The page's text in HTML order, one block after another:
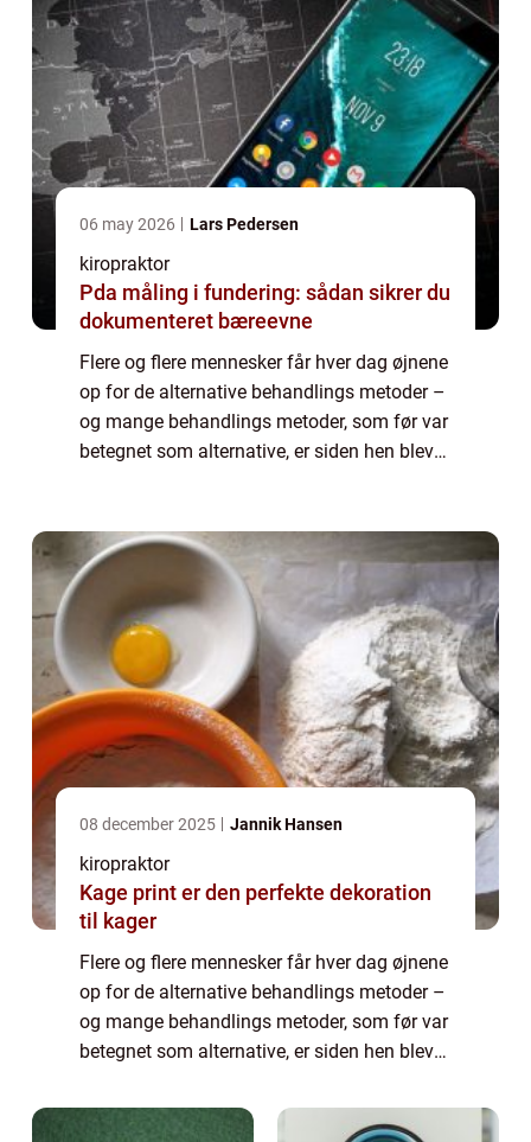
06 may 2026 Lars Pedersen
kiropraktor
Pda måling i fundering: sådan sikrer du
dokumenteret bæreevne
Flere og flere mennesker får hver dag øjnene
op for de alternative behandlings metoder –
og mange behandlings metoder, som før var
betegnet som alternative, er siden hen blevet
08 december 2025 Jannik Hansen
kiropraktor
Kage print er den perfekte dekoration
til kager
Flere og flere mennesker får hver dag øjnene
op for de alternative behandlings metoder –
og mange behandlings metoder, som før var
betegnet som alternative, er siden hen blevet
En a...